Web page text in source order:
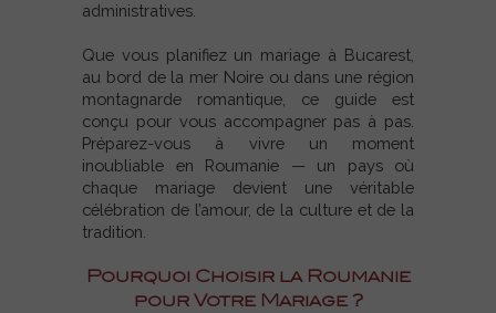
administratives.
Que vous planifiez un mariage à Bucarest,
au bord de la mer Noire ou dans une région
montagnarde romantique, ce guide est
conçu pour vous accompagner pas à pas.
Préparez-vous à vivre un moment
inoubliable en Roumanie — un pays où
chaque mariage devient une véritable
célébration de l’amour, de la culture et de la
tradition.
Pourquoi Choisir la Roumanie
pour Votre Mariage ?